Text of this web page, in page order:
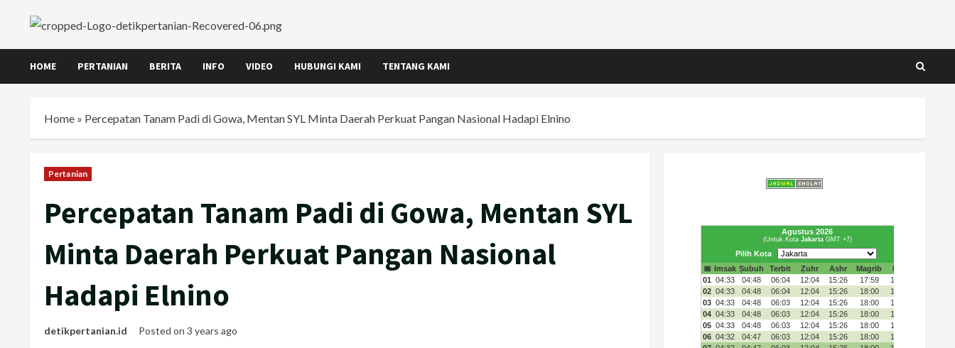
content
HOME PERTANIAN BERITA INFO VIDEO HUBUNGI KAMI TENTANG KAMI
Home » Percepatan Tanam Padi di Gowa, Mentan SYL Minta Daerah Perkuat Pangan Nasional Hadapi Elnino
Pertanian
Percepatan Tanam Padi di Gowa, Mentan SYL
Minta Daerah Perkuat Pangan Nasional
Hadapi Elnino
detikpertanian.id Posted on 3 years ago